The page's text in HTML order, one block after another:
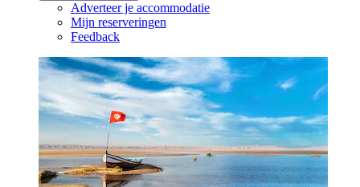
Adverteer je accommodatie
Mijn reserveringen
Feedback